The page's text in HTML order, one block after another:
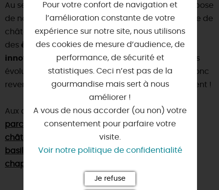
Au sein d’unparc de 50 hectares, le château propose
de nouvelles façons de visiter un château. Ici la vie de
château se joue en famille grâce à desactivités
des événementset desparcours de visite
innovants
tout au long de l’année. Les animations
évoluent à chaque saison, les visiteurs peuvent donc
revenir une autre saison et le redécouvrir autrement !
Aux alentours, nous vous conseillons de visiter : le
parc Floral de La Source, le
château de Meung-sur-Loire, la
basilique de Cléry-Saint-Andréet la
chapelle de Couasnon
Pour votre confort de navigation et
l’amélioration constante de votre
expérience sur notre site, nous utilisons
des cookies de mesure d’audience, de
performance, de sécurité et
statistiques. Ceci n’est pas de la
gourmandise mais sert à nous
améliorer !
A vous de nous accorder (ou non) votre
consentement pour parfaire votre
visite.
Voir notre politique de confidentialité
Je refuse